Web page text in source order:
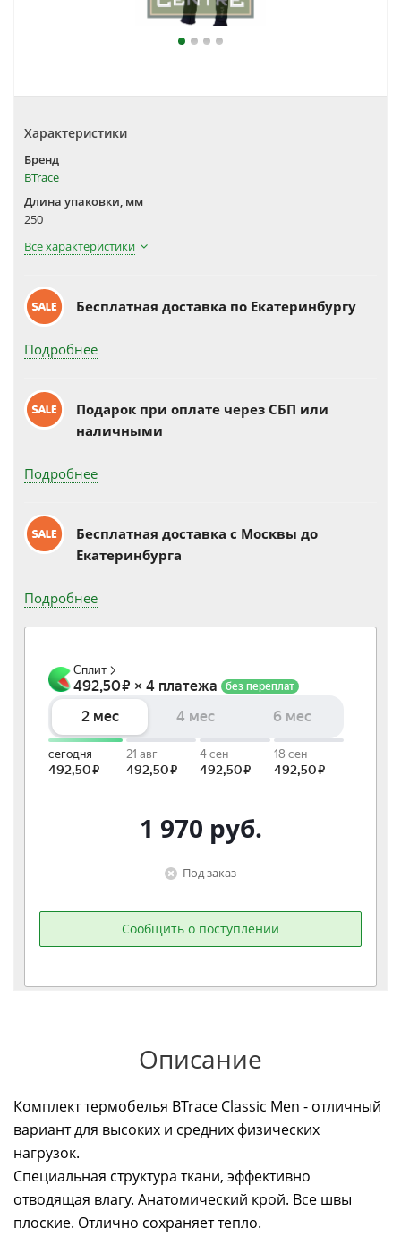
Характеристики
Бренд
BTrace
Длина упаковки, мм
250
Все характеристики
Бесплатная доставка по Екатеринбургу
Подробнее
Подарок при оплате через СБП или
наличными
Подробнее
Бесплатная доставка c Москвы до
Екатеринбурга
Подробнее
1 970 руб.
Под заказ
Сообщить о поступлении
Описание
Комплект термобелья BTrace Classic Men - отличный
вариант для высоких и средних физических
нагрузок.
Специальная структура ткани, эффективно
отводящая влагу. Анатомический крой. Все швы
плоские. Отлично сохраняет тепло.